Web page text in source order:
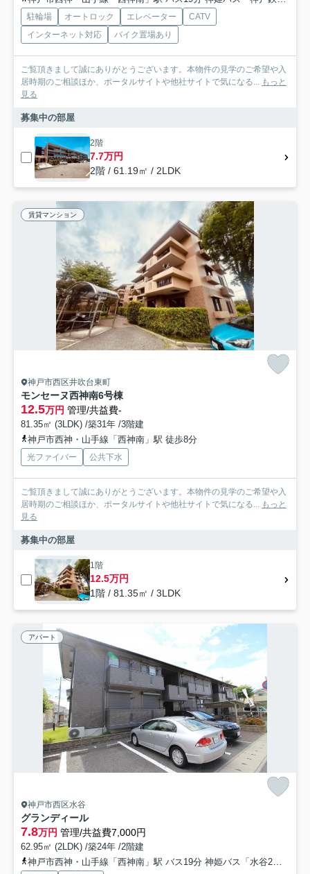
駐輪場 オートロック エレベーター
CATV
インターネット対応
バイク置場あり
ご覧頂きまして誠にありがとうございます。本物件の見学のご希望や入
居時期のご相談ほか、ポータルサイトや他社サイトで気になる... もっと
見る
募集中の部屋
2階
7.7万円
2階 / 61.19㎡ / 2LDK
賃貸マンション
神戸市西区井吹台東町
モンセーヌ西神南6号棟
12.5万円 管理/共益費-
81.35㎡ (3LDK) /築31年 /3階建
神戸市西神・山手線「西神南」駅 徒歩8分
光ファイバー 公共下水
ご覧頂きまして誠にありがとうございます。本物件の見学のご希望や入
居時期のご相談ほか、ポータルサイトや他社サイトで気になる... もっと
見る
募集中の部屋
1階
12.5万円
1階 / 81.35㎡ / 3LDK
アパート
神戸市西区水谷
グランディール
7.8万円 管理/共益費7,000円
62.95㎡ (2LDK) /築24年 /2階建
神戸市西神・山手線「西神南」駅 バス19分 神姫バス「水谷2丁目」 停歩3分